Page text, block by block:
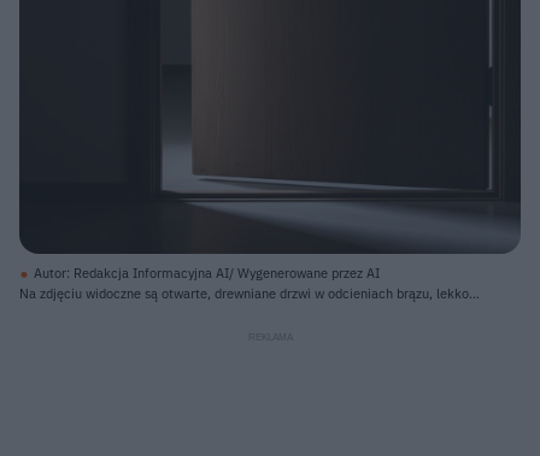
Autor: Redakcja Informacyjna AI/ Wygenerowane przez AI
Na zdjęciu widoczne są otwarte, drewniane drzwi w odcieniach brązu, lekko
drzwi zamontowana jest srebrna klamka i zamek, a tuż obok wisi prostokątny,